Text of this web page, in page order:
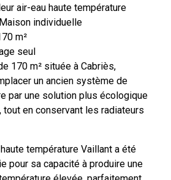
air-eau haute température
individuelle
m²
seul
170 m² située à Cabriès,
un ancien système de
par une solution plus écologique
en conservant les radiateurs
température Vaillant a été
pour sa capacité à produire une